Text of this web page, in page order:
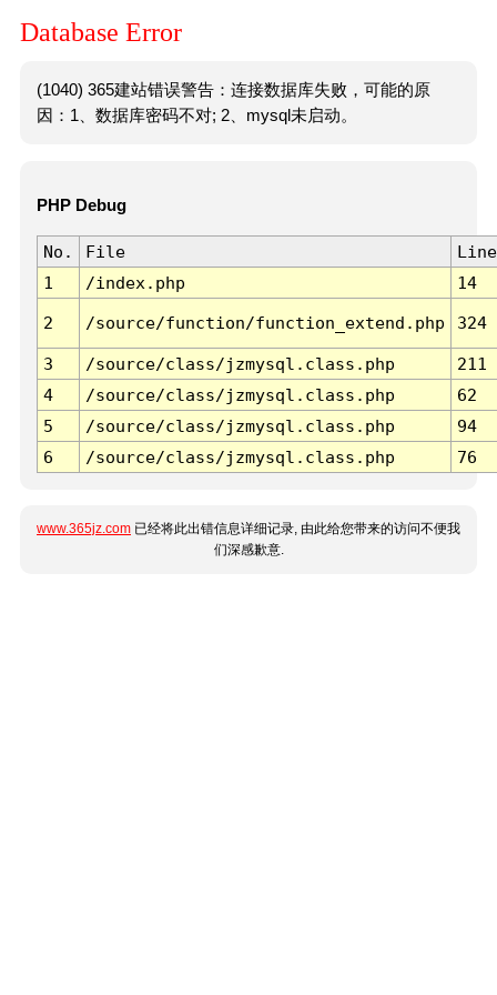
Database Error
(1040) 365建站错误警告：连接数据库失败，可能的原
因：1、数据库密码不对; 2、mysql未启动。
PHP Debug
No. File
Line
1
/index.php 14
2 /source/function/function_extend.php 324
3 /source/class/jzmysql.class.php
211
4
/source/class/jzmysql.class.php
62
5
/source/class/jzmysql.class.php
94
6
/source/class/jzmysql.class.php 76
www.365jz.com 已经将此出错信息详细记录, 由此给您带来的访问不便我
们深感歉意.